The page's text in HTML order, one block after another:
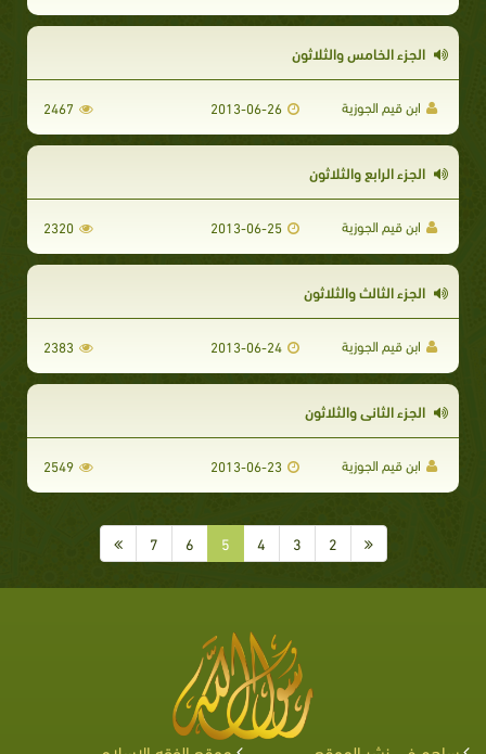
الجزء الخامس والثلاثون
ابن قيم الجوزية 2013-06-26
2467
الجزء الرابع والثلاثون
ابن قيم الجوزية 2013-06-25
2320
الجزء الثالث والثلاثون
ابن قيم الجوزية 2013-06-24
2383
الجزء الثاني والثلاثون
ابن قيم الجوزية 2013-06-23
2549
2
3
4
5
6
7